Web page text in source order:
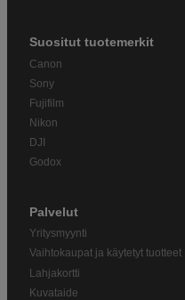
Suositut tuotemerkit
Canon
Sony
Fujifilm
Nikon
DJI
Godox
Palvelut
Yritysmyynti
Vaihtokaupat ja käytetyt tuotteet
Lahjakortti
Kuvataide